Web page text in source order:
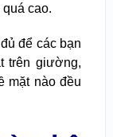
cao.
để các bạn
trên giường,
mặt nào đều